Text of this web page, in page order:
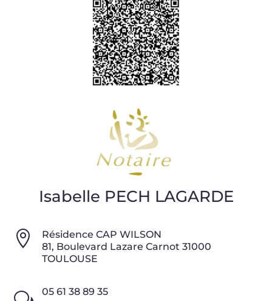
Isabelle PECH LAGARDE

Résidence CAP WILSON
81, Boulevard Lazare Carnot 31000
TOULOUSE
05 61 38 89 35